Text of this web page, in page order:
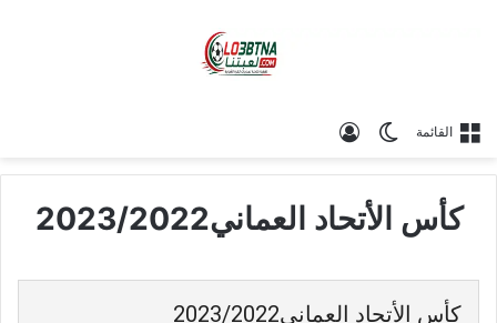
القائمة الوضع المظلم
كأس الأتحاد العماني2023/2022
كأس الأتحاد العماني2023/2022